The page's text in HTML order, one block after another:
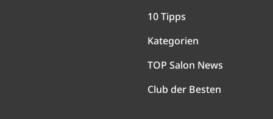
10 Tipps
Kategorien
TOP Salon News
Club der Besten